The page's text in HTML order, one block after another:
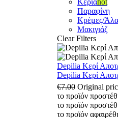
Κεριάhot
Παραφίνη
Κρέμες/
Μακιγιάζ
Clear Filters
Depilia Κερί
Depilia Κερί
€7.00 Original
το προϊόν
το προϊόν
το προϊόν